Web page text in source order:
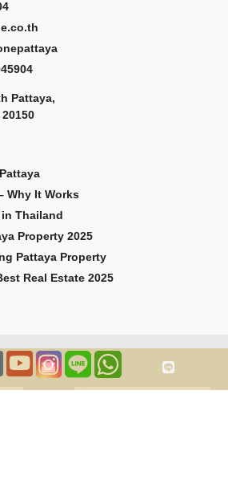
Pattaya,
Why It Works
Thailand
Property 2025
Pattaya Property
Real Estate 2025